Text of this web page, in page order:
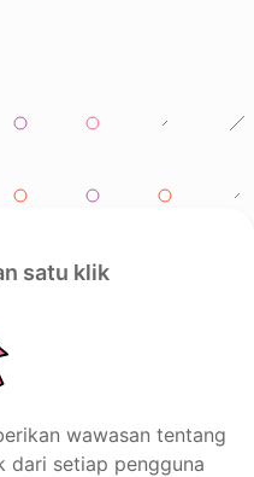
satu klik
wawasan tentang
dari setiap pengguna